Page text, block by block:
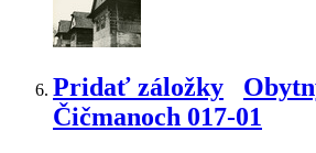
Pridať záložky
Čičmanoch 017-01